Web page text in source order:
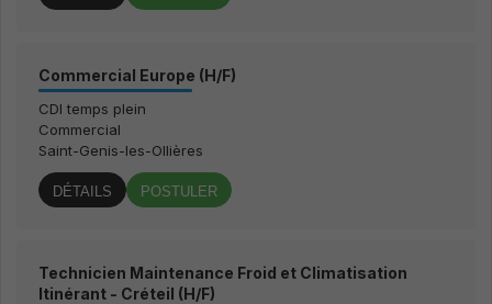
Commercial Europe (H/F)
CDI temps plein
Commercial
Saint-Genis-les-Ollières
DÉTAILS POSTULER
Technicien Maintenance Froid et Climatisation
Itinérant - Créteil (H/F)